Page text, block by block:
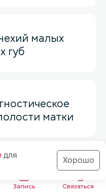
Запись Связаться
малых
губ
матки
для
Хорошо